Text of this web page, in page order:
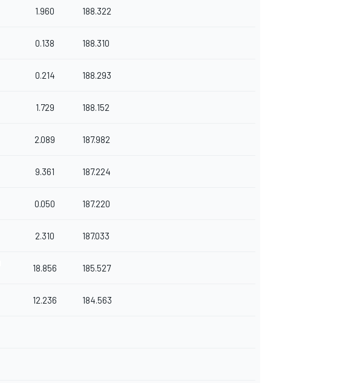
1.960 188.322
0.138 188.310
0.214 188.293
1.729 188.152
2.089 187.982
9.361 187.224
0.050 187.220
2.310 187.033
18.856 185.527
12.236 184.563